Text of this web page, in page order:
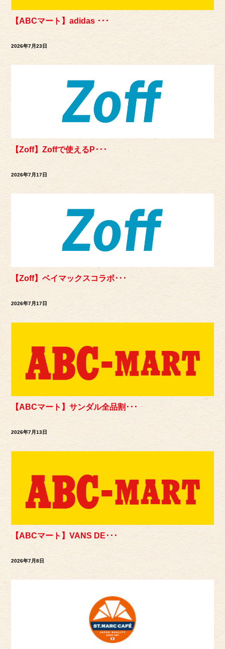
【ABCマート】adidas ･･･
2026年7月23日
【Zoff】Zoffで使えるP･･･
2026年7月17日
【Zoff】ベイマックスコラボ･･･
2026年7月17日
【ABCマート】サンダル全品割･･･
2026年7月13日
【ABCマート】VANS DE･･･
2026年7月8日